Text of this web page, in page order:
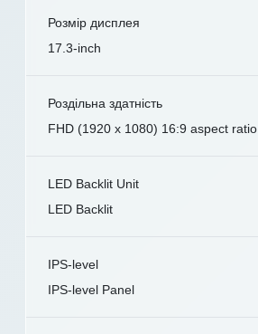
Розмір дисплея
17.3-inch
Роздільна здатність
FHD (1920 x 1080) 16:9 aspect ratio
LED Backlit Unit
LED Backlit
IPS-level
IPS-level Panel